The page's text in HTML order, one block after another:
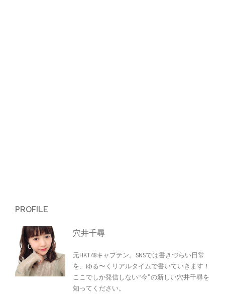
PROFILE
穴井千尋
元HKT48キャプテン。SNSでは書きづらい日常
を、ゆる〜くリアルタイムで書いていきます！
ここでしか発信しない“今”の新しい穴井千尋を
知ってください。